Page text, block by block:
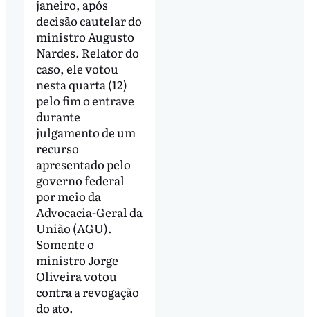
janeiro, após
decisão cautelar do
ministro Augusto
Nardes. Relator do
caso, ele votou
nesta quarta (12)
pelo fim o entrave
durante
julgamento de um
recurso
apresentado pelo
governo federal
por meio da
Advocacia-Geral da
União (AGU).
Somente o
ministro Jorge
Oliveira votou
contra a revogação
do ato.